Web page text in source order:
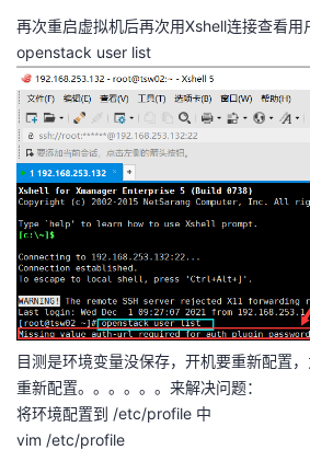
人
主
页
我
的
开
发
者
我
的
博
我
的
我
再次重启虚拟机后再次用Xshell连接查看用
openstack user list
目测是环境变量没保存，开机要重新配置
重新配置。。。。。。来解决问题：
将环境配置到 /etc/profile 中
vim /etc/profile